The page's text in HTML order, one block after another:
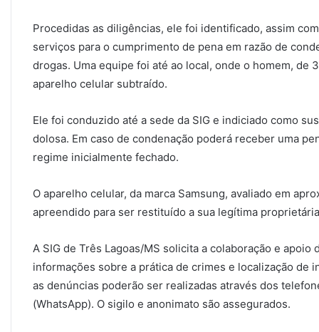
Procedidas as diligências, ele foi identificado, assim
serviços para o cumprimento de pena em razão de
drogas. Uma equipe foi até ao local, onde o homem, de
aparelho celular subtraído.
Ele foi conduzido até a sede da SIG e indiciado como
dolosa. Em caso de condenação poderá receber uma
regime inicialmente fechado.
O aparelho celular, da marca Samsung, avaliado em
apreendido para ser restituído a sua legítima
A SIG de Três Lagoas/MS solicita a colaboração e
informações sobre a prática de crimes e localização de
as denúncias poderão ser realizadas através dos
(WhatsApp). O sigilo e anonimato são assegurados.